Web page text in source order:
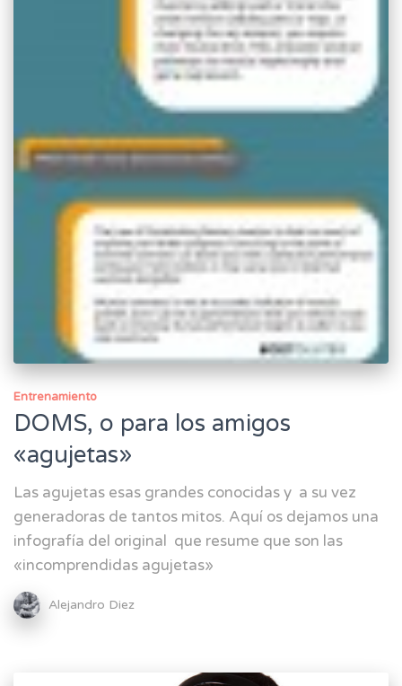
Entrenamiento
DOMS, o para los amigos
«agujetas»
Las agujetas esas grandes conocidas y a su vez
generadoras de tantos mitos. Aquí os dejamos una
infografía del original que resume que son las
«incomprendidas agujetas»
Alejandro Diez